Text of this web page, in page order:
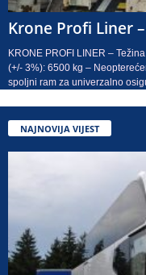
Krone Profi Liner
KRONE PROFI LINER –
(+/- 3%): 6500 kg –
spoljni ram za univerzalno
NAJNOVIJA VIJEST